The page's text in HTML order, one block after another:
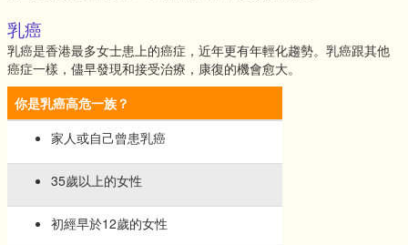
乳癌
乳癌是香港最多女士患上的癌症，近年更有年輕化趨勢。乳癌跟其他
癌症一樣，儘早發現和接受治療，康復的機會愈大。
你是乳癌高危一族？
家人或自己曾患乳癌
35歲以上的女性
初經早於12歲的女性